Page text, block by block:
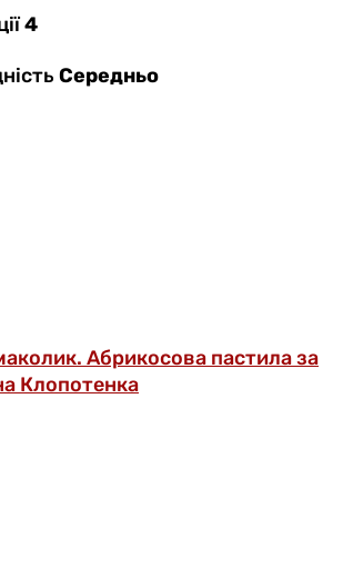
4
Середньо
Абрикосова пастила за
Клопотенка